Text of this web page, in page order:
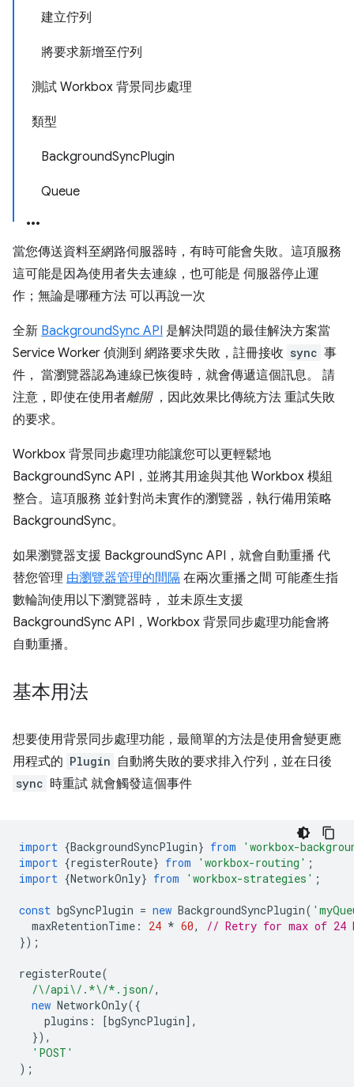
建立佇列
將要求新增至佇列
測試 Workbox 背景同步處理
類型
BackgroundSyncPlugin
Queue
當您傳送資料至網路伺服器時，有時可能會失敗。這項服務
這可能是因為使用者失去連線，也可能是 伺服器停止運
作；無論是哪種方法 可以再說一次
全新 BackgroundSync API 是解決問題的最佳解決方案當
Service Worker 偵測到 網路要求失敗，註冊接收 sync 事
件， 當瀏覽器認為連線已恢復時，就會傳遞這個訊息。 請
注意，即使在使用者離開 ，因此效果比傳統方法 重試失敗
的要求。
Workbox 背景同步處理功能讓您可以更輕鬆地
BackgroundSync API，並將其用途與其他 Workbox 模組
整合。這項服務 並針對尚未實作的瀏覽器，執行備用策略
BackgroundSync。
如果瀏覽器支援 BackgroundSync API，就會自動重播 代
替您管理 由瀏覽器管理的間隔 在兩次重播之間 可能產生指
數輪詢使用以下瀏覽器時， 並未原生支援
BackgroundSync API，Workbox 背景同步處理功能會將
自動重播。
基本用法
想要使用背景同步處理功能，最簡單的方法是使用會變更應
用程式的 Plugin 自動將失敗的要求排入佇列，並在日後
sync 時重試 就會觸發這個事件
import {BackgroundSyncPlugin} from
'workbox-
import {registerRoute} from 'workbox-routing' ;
import {NetworkOnly} from 'workbox-strategies' ;
const bgSyncPlugin = new BackgroundSyncPlugin(
maxRetentionTime : 24 * 60,
// Retry for max of 24
});
registerRoute(
/\/api\/.*\/*.json/,
new NetworkOnly({
plugins : [bgSyncPlugin],
}),
'POST'
);